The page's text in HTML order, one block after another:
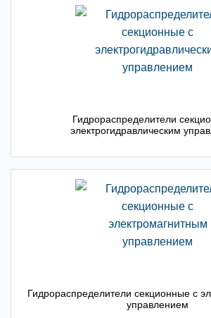
Гидрораспределители
электрогидравлическим
Гидрораспределители секционные с
управлением